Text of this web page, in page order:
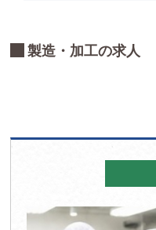
製造・加工の求人